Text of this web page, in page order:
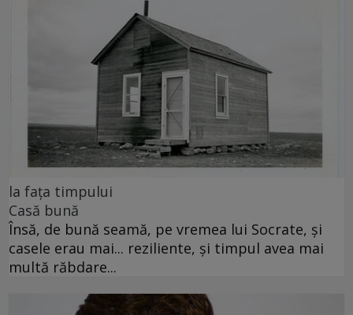
la fața timpului
Casă bună
Însă, de bună seamă, pe vremea lui Socrate, și
casele erau mai... reziliente, și timpul avea mai
multă răbdare...